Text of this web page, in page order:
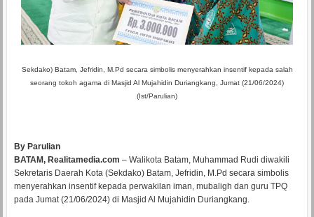
Sekdako) Batam, Jefridin, M.Pd secara simbolis menyerahkan insentif kepada salah
seorang tokoh agama di Masjid Al Mujahidin Duriangkang, Jumat (21/06/2024)
(Ist/Parulian)
By Parulian
BATAM, Realitamedia.com – Walikota Batam, Muhammad Rudi diwakili
Sekretaris Daerah Kota (Sekdako) Batam, Jefridin, M.Pd secara simbolis
menyerahkan insentif kepada perwakilan iman, mubaligh dan guru TPQ
pada Jumat (21/06/2024) di Masjid Al Mujahidin Duriangkang.